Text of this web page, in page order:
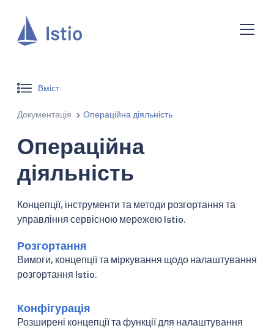
Вміст
Документація Операційна діяльність
Операційна
діяльність
Концепції, інструменти та методи розгортання та
управління сервісною мережею Istio.
Розгортання
Вимоги, концепції та міркування щодо налаштування
розгортання Istio.
Конфігурація
Розширені концепції та функції для налаштування